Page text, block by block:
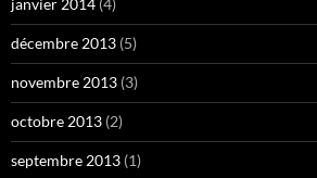
janvier 2014 (4)
décembre 2013 (5)
novembre 2013 (3)
octobre 2013 (2)
septembre 2013 (1)